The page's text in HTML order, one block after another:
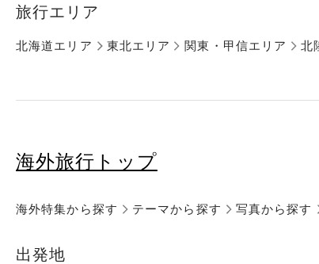
旅行エリア
北海道エリア 東北エリア 関東・甲信エリア 北
海外旅行トップ
海外特集から探す テーマから探す 写真から探す
出発地